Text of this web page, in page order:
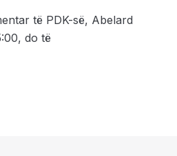
të PDK-së, Abelard
do të